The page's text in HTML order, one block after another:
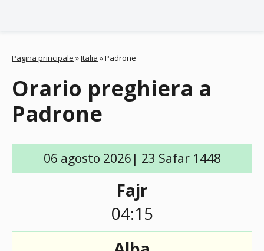
Pagina principale »Italia »Padrone
Orario preghiera a
Padrone
06 agosto 2026| 23 Safar 1448
Fajr
04:15